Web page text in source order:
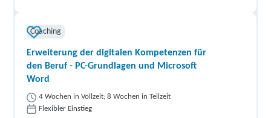
Coaching
Erweiterung der digitalen Kompetenzen für
den Beruf - PC-Grundlagen und Microsoft
Word
4 Wochen in Vollzeit; 8 Wochen in Teilzeit
Flexibler Einstieg